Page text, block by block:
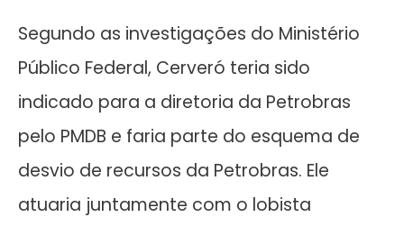
Segundo as investigações do Ministério
Público Federal, Cerveró teria sido
indicado para a diretoria da Petrobras
pelo PMDB e faria parte do esquema de
desvio de recursos da Petrobras. Ele
atuaria juntamente com o lobista